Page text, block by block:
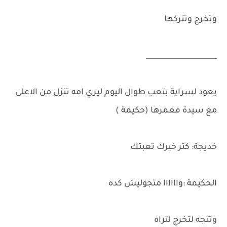
وتخرج وتتركها
____________________
يعود لسراية بتعب طوال اليوم ليري امه تنزل من الاعلى
مع سيدة فعمرها (حكيمة )
خديجة: كتر خيرك تعبتك
الحكيمة :واااااا متجوليش كده
وتتجه لتخرج لتراه